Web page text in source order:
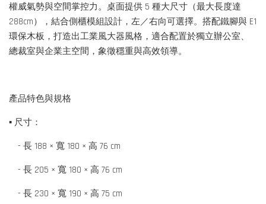
權威氣勢與空間掌控力。桌面提供 5 種大尺寸（最大長度達
288cm），結合側櫃模組設計，左／右向可選擇。搭配鐵腳與 E1
環保木板，打造出工業風大器風格，適合配置於獨立辦公室、
總裁室與企業主空間，象徵穩重與高效領導。
產品特色與規格
▪ 尺寸：
- 長 188 × 寬 180 × 高 76 cm
- 長 205 × 寬 180 × 高 76 cm
- 長 230 × 寬 190 × 高 75 cm